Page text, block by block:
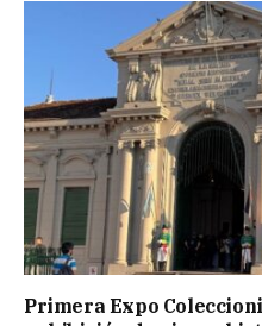
Primera Expo